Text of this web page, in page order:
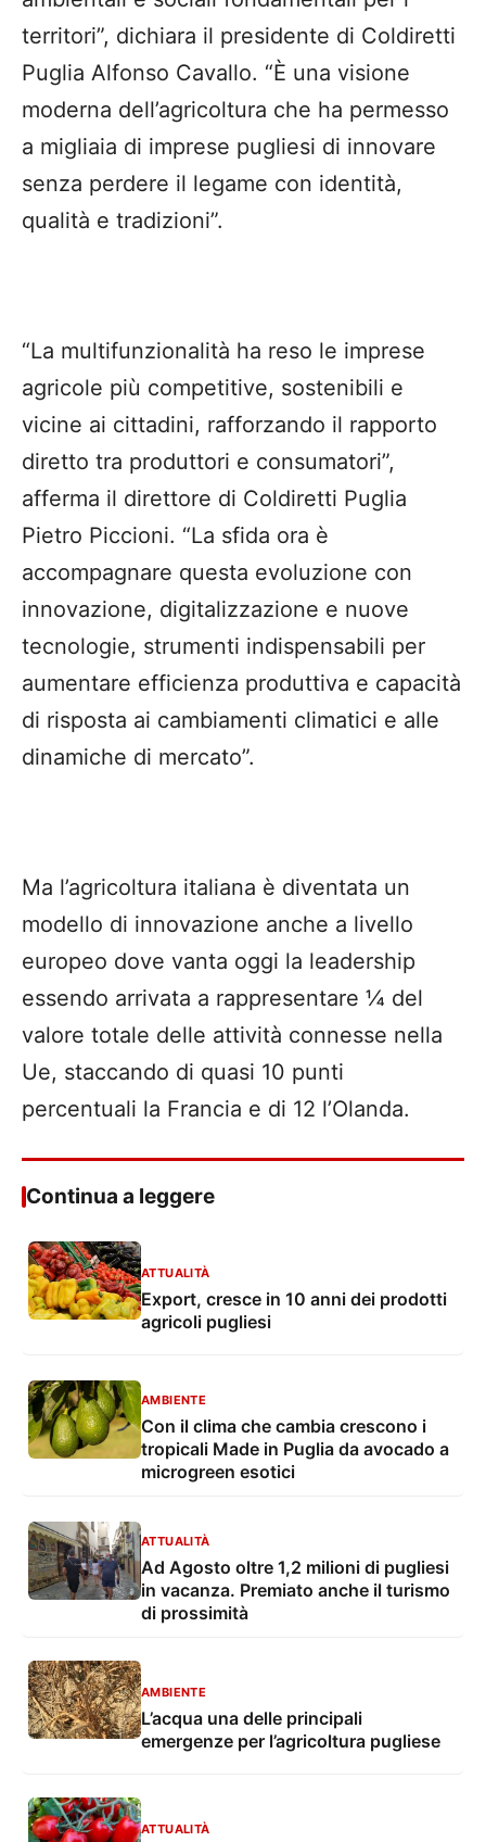
territori”, dichiara il presidente di Coldiretti
Puglia Alfonso Cavallo. “È una visione
moderna dell’agricoltura che ha permesso
a migliaia di imprese pugliesi di innovare
senza perdere il legame con identità,
qualità e tradizioni”.
“La multifunzionalità ha reso le imprese
agricole più competitive, sostenibili e
vicine ai cittadini, rafforzando il rapporto
diretto tra produttori e consumatori”,
afferma il direttore di Coldiretti Puglia
Pietro Piccioni. “La sfida ora è
accompagnare questa evoluzione con
innovazione, digitalizzazione e nuove
tecnologie, strumenti indispensabili per
aumentare efficienza produttiva e capacità
di risposta ai cambiamenti climatici e alle
dinamiche di mercato”.
Ma l’agricoltura italiana è diventata un
modello di innovazione anche a livello
europeo dove vanta oggi la leadership
essendo arrivata a rappresentare ¼ del
valore totale delle attività connesse nella
Ue, staccando di quasi 10 punti
percentuali la Francia e di 12 l’Olanda.
Continua a leggere
ATTUALITÀ
Export, cresce in 10 anni dei prodotti
agricoli pugliesi
AMBIENTE
Con il clima che cambia crescono i
tropicali Made in Puglia da avocado a
microgreen esotici
ATTUALITÀ
Ad Agosto oltre 1,2 milioni di pugliesi
in vacanza. Premiato anche il turismo
di prossimità
AMBIENTE
L’acqua una delle principali
emergenze per l’agricoltura pugliese
ATTUALITÀ